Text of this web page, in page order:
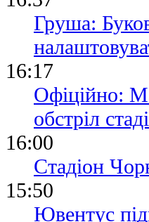
Груша:
16:17
Офіційно:
обстріл
16:00
Стадіон
15:50
Ювентус